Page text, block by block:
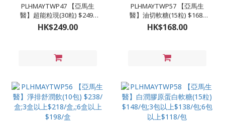
PLHMAYTWP47 【亞馬生
醫】超能粒現(30粒) $249/
盒;3盒以上$239;6盒以上
$229(買6送1平均$196)
HK$249.00
PLHMAYTWP57 【亞馬生
醫】油切軟糖(15粒) $168/
盒;3盒以上$158/盒,;6盒以上
$130/盒 （買6送1平均$111/
HK$168.00